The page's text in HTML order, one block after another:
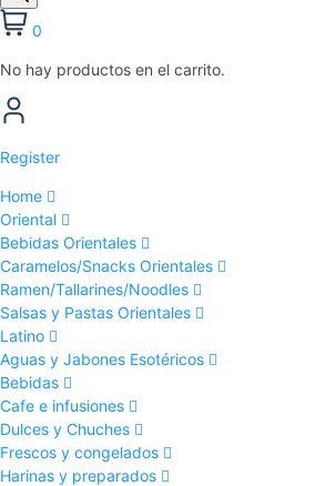
0
No hay productos en el carrito.
Register
Home
Oriental
Bebidas Orientales
Caramelos/Snacks Orientales
Ramen/Tallarines/Noodles
Salsas y Pastas Orientales
Latino
Aguas y Jabones Esotéricos
Bebidas
Cafe e infusiones
Dulces y Chuches
Frescos y congelados
Harinas y preparados